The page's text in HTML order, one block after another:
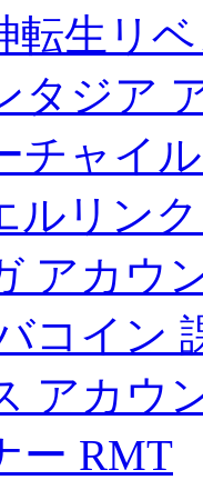
転生リ
タジア
チャイ
ルリン
アカウ
コイン
アカウ
ー RMT